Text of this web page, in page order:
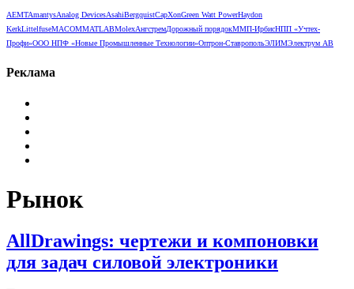
AEMTAmantysAnalog DevicesAsahiBergquistCapXonGreen Watt PowerHaydon
KerkLittelfuseMACOMMATLABMolexАнгстремДорожный порядокММП-ИрбисНПП «Учтех-
Профи»ООО НПФ «Новые Промышленные Технологии»Оптрон-СтавропольЭЛИМЭлектрум АВ
Реклама
Рынок
AllDrawings: чертежи и компоновки
для задач силовой электроники